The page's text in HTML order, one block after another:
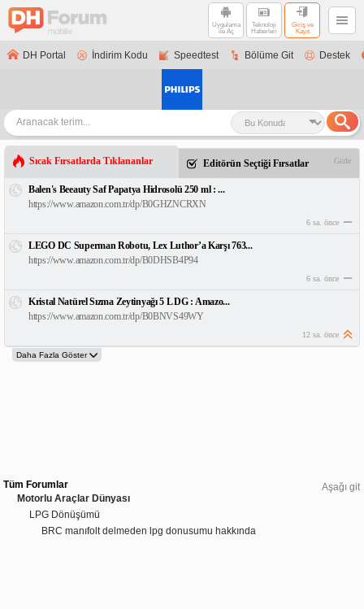
Uygulama
ile Aç
Teknoloji
Haberleri
Giriş ve
Kayıt
DH Portal İndirim Kodu Speedtest Bölüme Git Destek
Sıcak Fırsatlarda Tıklananlar Editörün Seçtiği Fırsatlar Gizle
Balen's Beeauty Saf Papatya Hidrosolü 250 ml : ...
https://www.amazon.com.tr/dp/B0GHZNCRXN
6 sa. önce
LEGO DC Superman Robotu, Lex Luthor’a Karşı 763...
https://www.amazon.com.tr/dp/B0DHSB4P94
6 sa. önce
Kristal Natürel Sızma Zeytinyağı 5 L DG : Amazo...
https://www.amazon.com.tr/dp/B0BNVS49WY
12 sa. önce
Aşağı git
Tüm Forumlar
Motorlu Araçlar Dünyası
LPG Dönüşümü
BRC manıfolt delmeden lpg donusumu hakkında